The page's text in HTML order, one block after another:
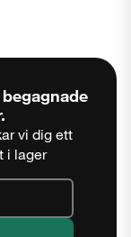
vi dig ett
i lager